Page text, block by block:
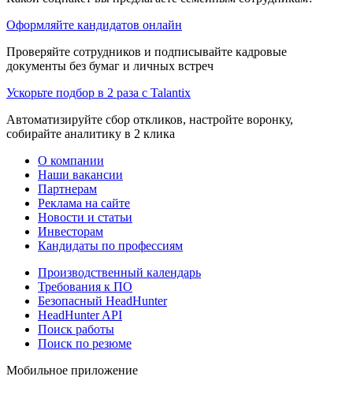
Оформляйте кандидатов онлайн
Проверяйте сотрудников и подписывайте кадровые
документы без бумаг и личных встреч
Ускорьте подбор в 2 раза с Talantix
Автоматизируйте сбор откликов, настройте воронку,
собирайте аналитику в 2 клика
О компании
Наши вакансии
Партнерам
Реклама на сайте
Новости и статьи
Инвесторам
Кандидаты по профессиям
Производственный календарь
Требования к ПО
Безопасный HeadHunter
HeadHunter API
Поиск работы
Поиск по резюме
Мобильное приложение